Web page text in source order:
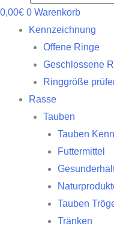
0,00€ 0 Warenkorb
Kennzeichnung
Offene Ringe
Geschlossene
Ringgröße
Rasse
Tauben
Tauben
Futtermittel
Tauben
Tränken